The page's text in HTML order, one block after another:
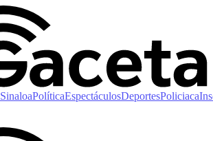
SinaloaPolíticaEspectáculosDeportesPoliciaca